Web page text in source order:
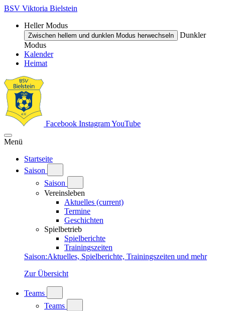
BSV Viktoria Bielstein
Heller Modus
Zwischen hellem und dunklen Modus herwechseln
Dunkler
Modus
Kalender
Heimat
Facebook InstagramYouTube
Menü
Startseite
Saison
Saison
Vereinsleben
Aktuelles (current)
Termine
Geschichten
Spielbetrieb
Spielberichte
Trainingszeiten
Saison:Aktuelles, Spielberichte, Trainingszeiten und mehr
Zur Übersicht
Teams
Teams